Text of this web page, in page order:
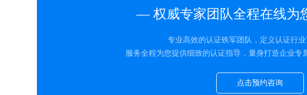
— 权威专家团队全程在线为
专业高效的认证铁军团队，定义认证行
服务全程为您提供细致的认证指导，量身打造企业专
点击预约咨询